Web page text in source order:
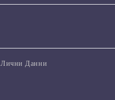
Лични Данни